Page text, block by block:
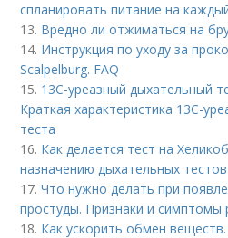
спланировать питание на
13. Вредно ли отжиматься на
14. Инструкция по уходу за
Scalpelburg. FAQ
15. 13С-уреазный дыхательный
Краткая характеристика 13С-
теста
16. Как делается тест на
назначению дыхательных
17.Что нужно делать при
простуды. Признаки и симптомы
18. Как ускорить обмен